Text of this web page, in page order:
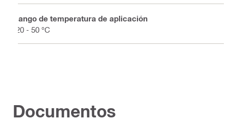
Rango de temperatura de aplicación
-20 - 50 °C
Documentos